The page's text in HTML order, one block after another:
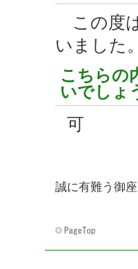
この度
いました
こちらの
いでしょ
可
誠に有難う御座